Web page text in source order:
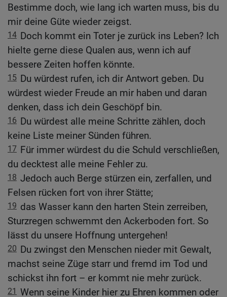
Bestimme doch, wie lang ich warten muss, bis du
mir deine Güte wieder zeigst.
14 Doch kommt ein Toter je zurück ins Leben? Ich
hielte gerne diese Qualen aus, wenn ich auf
bessere Zeiten hoffen könnte.
15 Du würdest rufen, ich dir Antwort geben. Du
würdest wieder Freude an mir haben und daran
denken, dass ich dein Geschöpf bin.
16 Du würdest alle meine Schritte zählen, doch
keine Liste meiner Sünden führen.
17 Für immer würdest du die Schuld verschließen,
du decktest alle meine Fehler zu.
18 Jedoch auch Berge stürzen ein, zerfallen, und
Felsen rücken fort von ihrer Stätte;
19 das Wasser kann den harten Stein zerreiben,
Sturzregen schwemmt den Ackerboden fort. So
lässt du unsere Hoffnung untergehen!
20 Du zwingst den Menschen nieder mit Gewalt,
machst seine Züge starr und fremd im Tod und
schickst ihn fort – er kommt nie mehr zurück.
21 Wenn seine Kinder hier zu Ehren kommen oder